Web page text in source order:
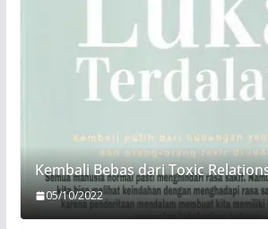
Kembali Bebas dari Toxic
05/10/2022